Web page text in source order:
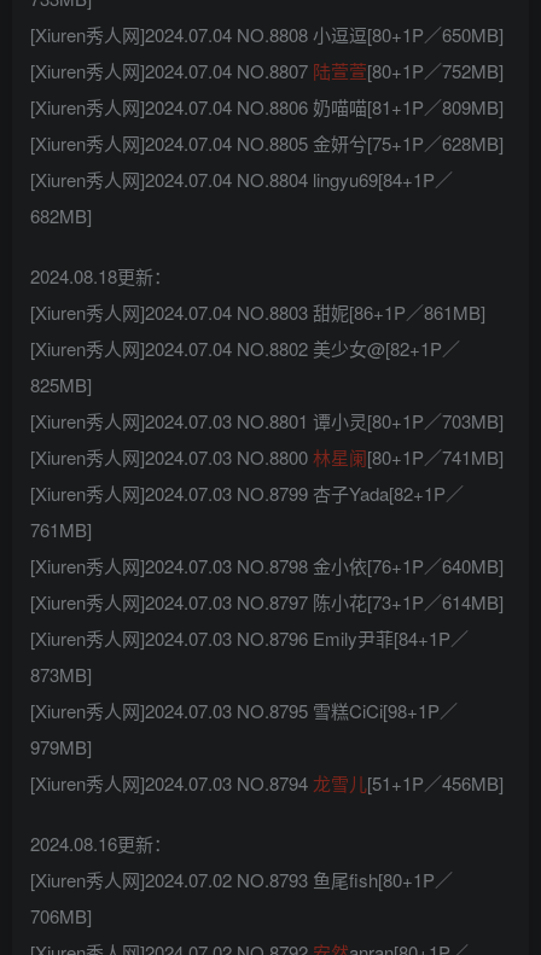
[Xiuren秀人网]2024.07.04 NO.8808 小逗逗[80+1P／650MB]
[Xiuren秀人网]2024.07.04 NO.8807 陆萱萱[80+1P／752MB]
[Xiuren秀人网]2024.07.04 NO.8806 奶喵喵[81+1P／809MB]
[Xiuren秀人网]2024.07.04 NO.8805 金妍兮[75+1P／628MB]
[Xiuren秀人网]2024.07.04 NO.8804 lingyu69[84+1P／
682MB]
2024.08.18更新：
[Xiuren秀人网]2024.07.04 NO.8803 甜妮[86+1P／861MB]
[Xiuren秀人网]2024.07.04 NO.8802 美少女@[82+1P／
825MB]
[Xiuren秀人网]2024.07.03 NO.8801 谭小灵[80+1P／703MB]
[Xiuren秀人网]2024.07.03 NO.8800林星阑[80+1P／741MB]
[Xiuren秀人网]2024.07.03 NO.8799 杏子Yada[82+1P／
761MB]
[Xiuren秀人网]2024.07.03 NO.8798 金小依[76+1P／640MB]
[Xiuren秀人网]2024.07.03 NO.8797 陈小花[73+1P／614MB]
[Xiuren秀人网]2024.07.03 NO.8796 Emily尹菲[84+1P／
873MB]
[Xiuren秀人网]2024.07.03 NO.8795 雪糕CiCi[98+1P／
979MB]
[Xiuren秀人网]2024.07.03 NO.8794 龙雪儿[51+1P／456MB]
2024.08.16更新：
[Xiuren秀人网]2024.07.02 NO.8793 鱼尾fish[80+1P／
706MB]